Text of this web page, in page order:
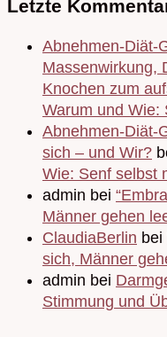
Letzte
Abnehmen-Diät-
Massenwirkung,
Knochen zum
Warum und Wie:
Abnehmen-Diät-
sich – und Wir?
Wie: Senf selbst
admin bei
Männer gehen
ClaudiaBerlin bei
sich, Männer
admin bei
Stimmung und